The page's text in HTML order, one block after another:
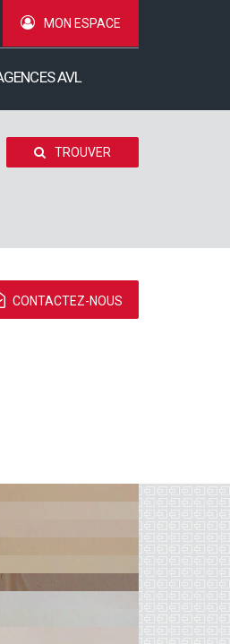
MON ESPACE
AVL
TROUVER
CONTACTEZ-NOUS